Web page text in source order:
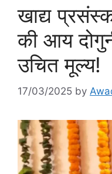
खाद्य
की आय
उचित मूल्य!
17/03/2025 by